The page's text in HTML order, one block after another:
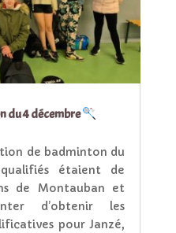
du 4 décembre
de badminton du
étaient de
de Montauban et
d’obtenir les
pour Janzé,